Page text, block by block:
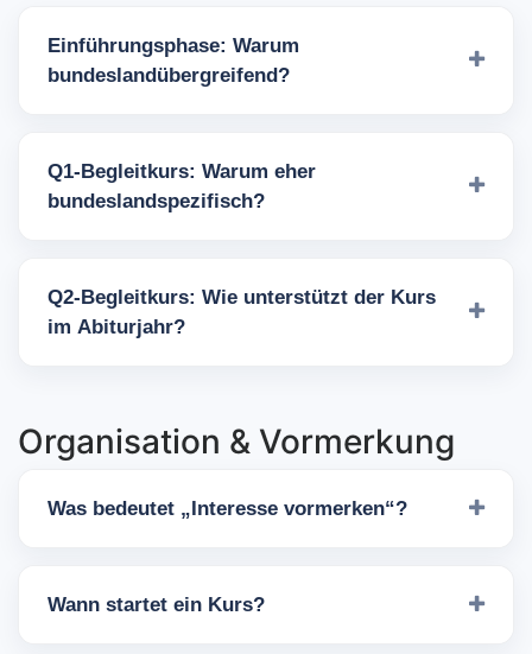
Einführungsphase: Warum
bundeslandübergreifend?
Q1-Begleitkurs: Warum eher
bundeslandspezifisch?
Q2-Begleitkurs: Wie unterstützt der Kurs
im Abiturjahr?
Organisation & Vormerkung
Was bedeutet „Interesse vormerken“?
Wann startet ein Kurs?